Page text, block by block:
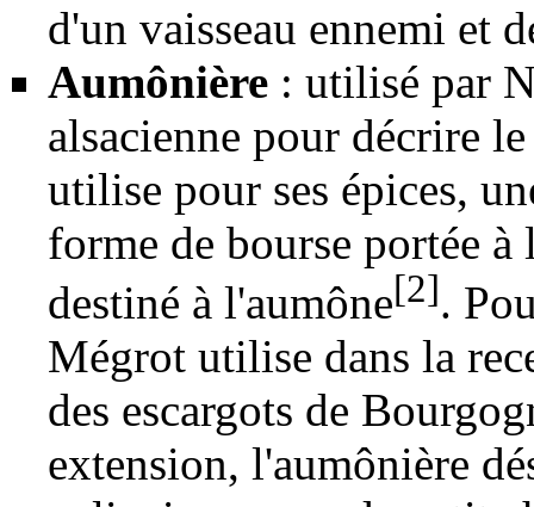
d'un vaisseau ennemi et
Aumônière : utilisé par
alsacienne pour décrire
utilise pour ses épices,
forme de bourse portée
destiné à l'aumône[2].
Mégrot utilise dans la
des escargots de
extension, l'aumônière